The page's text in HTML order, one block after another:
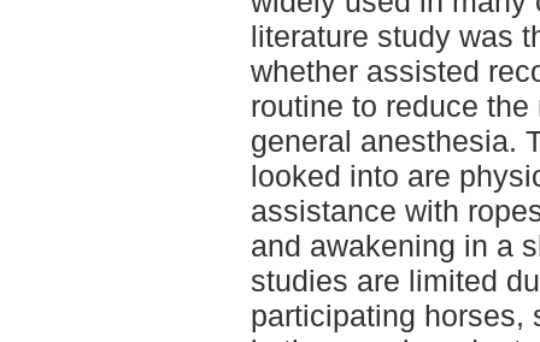
literature study was
whether assisted
routine to reduce
general anesthesia.
looked into are
assistance with
and awakening in a
studies are limited
participating horses,